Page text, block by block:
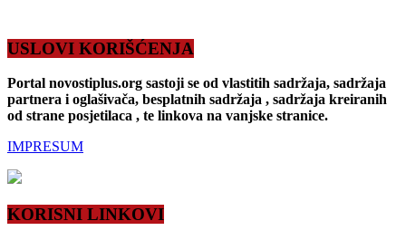
USLOVI KORIŠĆENJA
Portal novostiplus.org sastoji se od vlastitih sadržaja, sadržaja
partnera i oglašivača, besplatnih sadržaja , sadržaja kreiranih
od strane posjetilaca , te linkova na vanjske stranice.
IMPRESUM
KORISNI LINKOVI